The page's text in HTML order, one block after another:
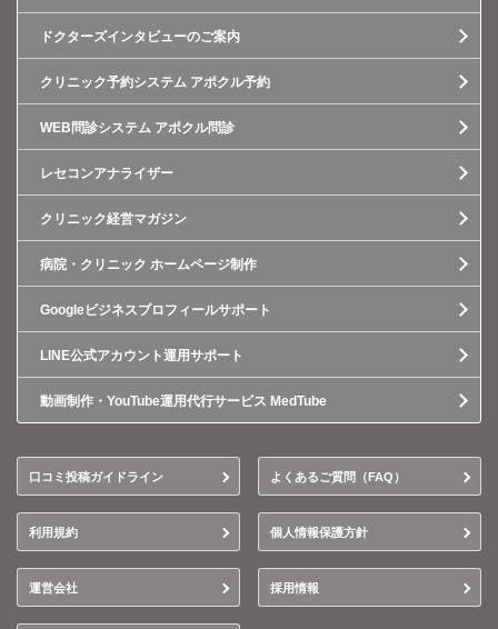
ドクターズインタビューのご案内
クリニック予約システム アポクル予約
WEB問診システム アポクル問診
レセコンアナライザー
クリニック経営マガジン
病院・クリニック ホームページ制作
Googleビジネスプロフィールサポート
LINE公式アカウント運用サポート
動画制作・YouTube運用代行サービス MedTube
口コミ投稿ガイドライン よくあるご質問（FAQ）
利用規約 個人情報保護方針
運営会社 採用情報